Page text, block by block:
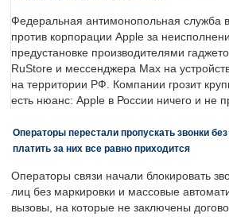
Федеральная антимонопольная служба
против корпорации Apple за
предустановке производителями
RuStore и мессенджера Max на
на территории РФ. Компании грозит
есть нюанс: Apple в России ничего и не
Операторы перестали пропускать звонки
платить за них все равно приходится
Операторы связи начали блокировать
лиц без маркировки и массовые
вызовы, на которые не заключены